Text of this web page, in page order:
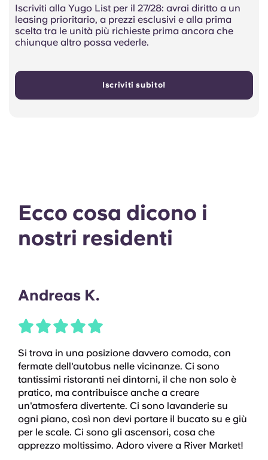
Iscriviti alla Yugo List per il 27/28: avrai diritto a un
leasing prioritario, a prezzi esclusivi e alla prima
scelta tra le unità più richieste prima ancora che
chiunque altro possa vederle.
Iscriviti subito!
Ecco cosa dicono i
nostri residenti
Andreas K.
Si trova in una posizione davvero comoda, con
fermate dell'autobus nelle vicinanze. Ci sono
tantissimi ristoranti nei dintorni, il che non solo è
pratico, ma contribuisce anche a creare
un'atmosfera divertente. Ci sono lavanderie su
ogni piano, così non devi portare il bucato su e giù
per le scale. Ci sono gli ascensori, cosa che
apprezzo moltissimo. Adoro vivere a River Market!